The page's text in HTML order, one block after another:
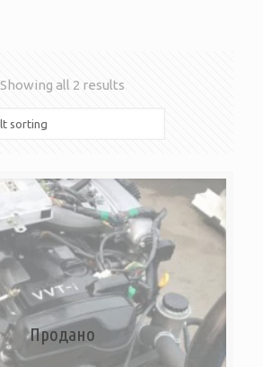
Showing all 2 results
Продано